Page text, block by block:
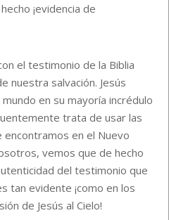
¡evidencia de
el testimonio de la Biblia
nuestra salvación. Jesús
en su mayoría incrédulo
trata de usar las
encontramos en el Nuevo
vemos que de hecho
del testimonio que
tan evidente ¡como en los
de Jesús al Cielo!